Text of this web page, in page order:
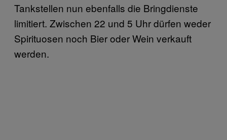
Tankstellen nun ebenfalls die Bringdienste
limitiert. Zwischen 22 und 5 Uhr dürfen weder
Spirituosen noch Bier oder Wein verkauft
werden.